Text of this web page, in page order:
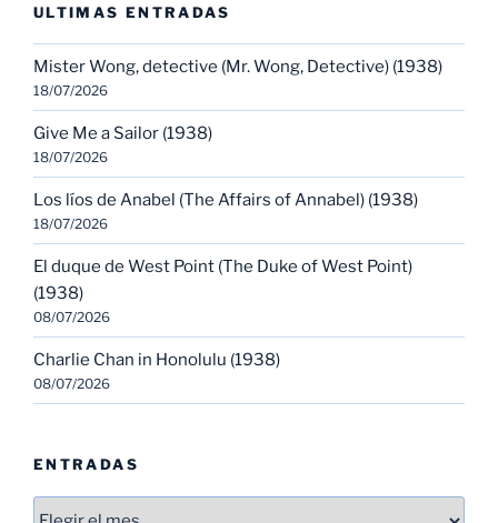
ULTIMAS ENTRADAS
Mister Wong, detective (Mr. Wong, Detective) (1938)
18/07/2026
Give Me a Sailor (1938)
18/07/2026
Los líos de Anabel (The Affairs of Annabel) (1938)
18/07/2026
El duque de West Point (The Duke of West Point)
(1938)
08/07/2026
Charlie Chan in Honolulu (1938)
08/07/2026
ENTRADAS
Entradas